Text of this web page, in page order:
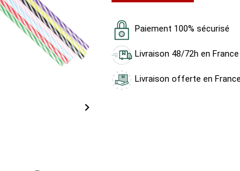

Paiement 100% sécurisé
Livraison 48/72h en France
Livraison offerte en